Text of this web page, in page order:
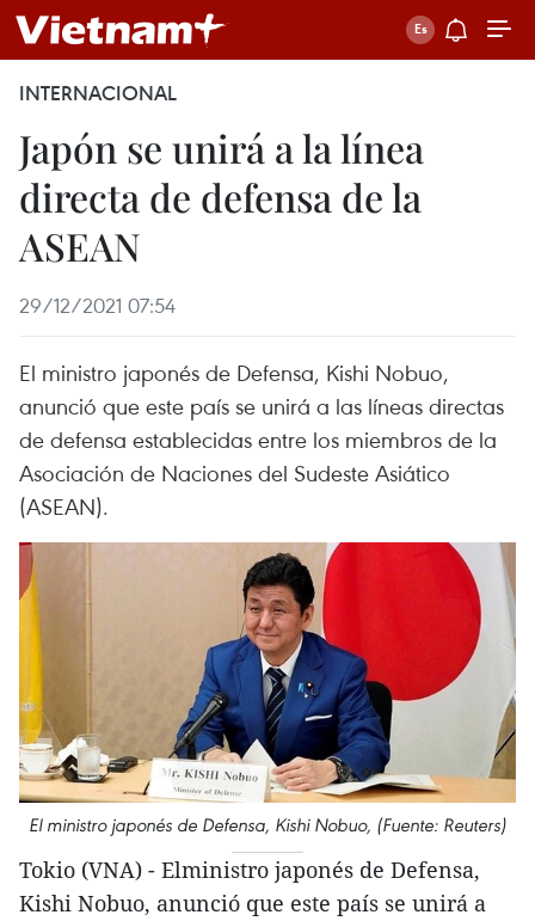
INTERNACIONAL
Japón se unirá a la línea
directa de defensa de la
ASEAN
29/12/2021 07:54
El ministro japonés de Defensa, Kishi Nobuo,
anunció que este país se unirá a las líneas directas
de defensa establecidas entre los miembros de la
Asociación de Naciones del Sudeste Asiático
(ASEAN).
El ministro japonés de Defensa, Kishi Nobuo, (Fuente: Reuters)
Tokio (VNA) - Elministro japonés de Defensa,
Kishi Nobuo, anunció que este país se unirá a